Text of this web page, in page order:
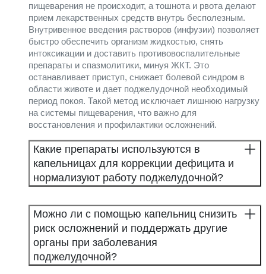
пищеварения не происходит, а тошнота и рвота делают
прием лекарственных средств внутрь бесполезным.
Внутривенное введения растворов (инфузии) позволяет
быстро обеспечить организм жидкостью, снять
интоксикации и доставить противовоспалительные
препараты и спазмолитики, минуя ЖКТ. Это
останавливает приступ, снижает болевой синдром в
области животе и дает поджелудочной необходимый
период покоя. Такой метод исключает лишнюю нагрузку
на системы пищеварения, что важно для
восстановления и профилактики осложнений.
Какие препараты используются в
капельницах для коррекции дефицита и
нормализуют работу поджелудочной?
Можно ли с помощью капельниц снизить
риск осложнений и поддержать другие
органы при заболевания
поджелудочной?